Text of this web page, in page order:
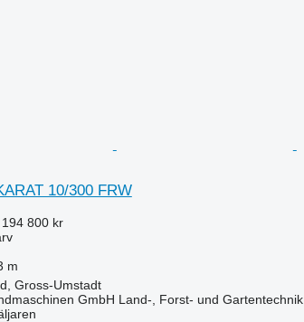
10/300 FRW
800 kr
m
Gross-Umstadt
GmbH Land-, Forst- und Gartentechnik